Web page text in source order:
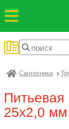
Сантехника
25х2,0